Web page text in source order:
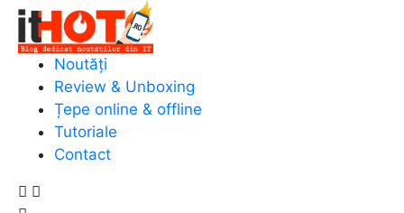
Noutăți
Review & Unboxing
Țepe online & offline
Tutoriale
Contact